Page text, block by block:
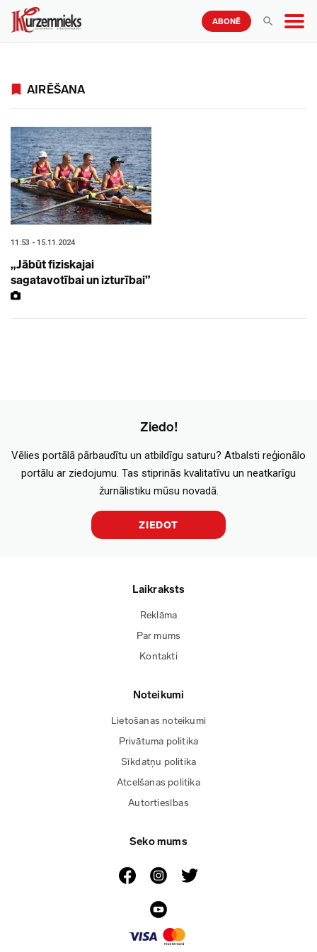
ABONĒ
AIRĒŠANA
11:53 - 15.11.2024
„Jābūt fiziskajai
sagatavotībai un izturībai”
Ziedo!
Vēlies portālā pārbaudītu un atbildīgu saturu? Atbalsti reģionālo
portālu ar ziedojumu. Tas stiprinās kvalitatīvu un neatkarīgu
žurnālistiku mūsu novadā.
ZIEDOT
Laikraksts
Reklāma
Par mums
Kontakti
Noteikumi
Lietošanas noteikumi
Privātuma politika
Sīkdatņu politika
Atcelšanas politika
Autortiesības
Seko mums